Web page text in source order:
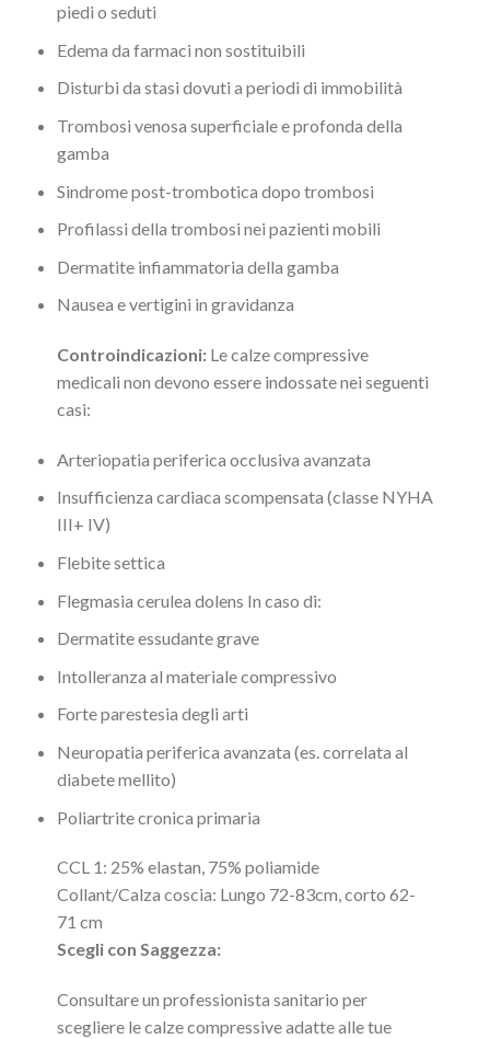
piedi o seduti
Edema da farmaci non sostituibili
Disturbi da stasi dovuti a periodi di immobilità
Trombosi venosa superficiale e profonda della
gamba
Sindrome post-trombotica dopo trombosi
Profilassi della trombosi nei pazienti mobili
Dermatite infiammatoria della gamba
Nausea e vertigini in gravidanza
Controindicazioni:Le calze compressive
medicali non devono essere indossate nei seguenti
casi:
Arteriopatia periferica occlusiva avanzata
Insufficienza cardiaca scompensata (classe NYHA
III+ IV)
Flebite settica
Flegmasia cerulea dolens In caso di:
Dermatite essudante grave
Intolleranza al materiale compressivo
Forte parestesia degli arti
Neuropatia periferica avanzata (es. correlata al
diabete mellito)
Poliartrite cronica primaria
CCL 1: 25% elastan, 75% poliamide
Collant/Calza coscia: Lungo 72-83cm, corto 62-
71 cm
Scegli con Saggezza:
Consultare un professionista sanitario per
scegliere le calze compressive adatte alle tue